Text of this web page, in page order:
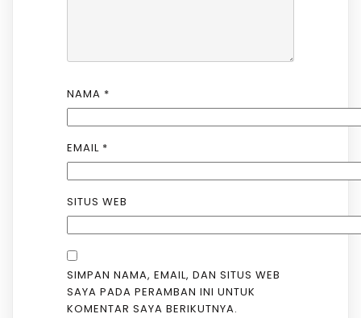
NAMA *
EMAIL *
SITUS WEB
SIMPAN NAMA, EMAIL, DAN SITUS WEB
SAYA PADA PERAMBAN INI UNTUK
KOMENTAR SAYA BERIKUTNYA.